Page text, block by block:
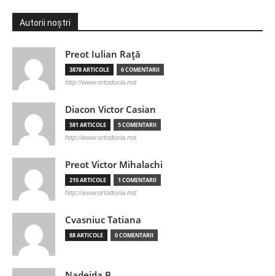
Autorii noștri
Preot Iulian Raţă
3878 ARTICOLE 6 COMENTARII
http://www.ortodoxia.md
Diacon Victor Casian
581 ARTICOLE 5 COMENTARII
http://www.ortodoxia.md
Preot Victor Mihalachi
210 ARTICOLE 1 COMENTARII
http://www.ortodoxia.md
Cvasniuc Tatiana
88 ARTICOLE 0 COMENTARII